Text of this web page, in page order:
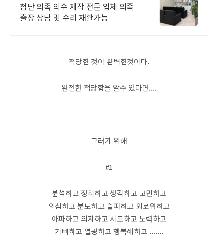
첨단 의족 의수 제작 전문 업체 의족
출장 상담 및 수리 재활가능
적당한 것이 완벽한것이다.
완전한 적당함을 알수 있다면....
그러기 위해
#1
분석하고 정리하고 생각하고 고민하고
의심하고 분노하고 슬퍼하고 외로워하고
아파하고 의지하고 시도하고 노력하고
기뻐하고 열광하고 행복해하고 .......